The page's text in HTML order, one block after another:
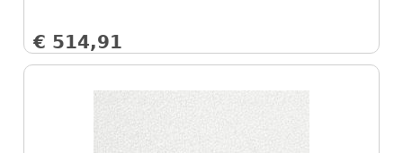
€ 514,91